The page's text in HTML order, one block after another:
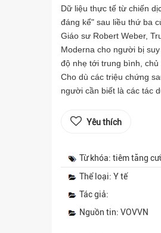
Dữ liệu thực tế từ chiến
đáng kể" sau liều thứ ba
Giáo sư Robert Weber,
Moderna cho người bị
độ nhẹ tới trung bình, chủ
Cho dù các triệu chứng
người cần biết là các tác
Yêu thích
Từ khóa: tiêm tăng
Thể loại: Y tế
Tác giả:
Nguồn tin: VOVVN